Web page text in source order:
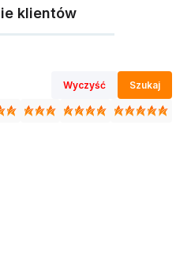
klientów
Wyczyść Szukaj